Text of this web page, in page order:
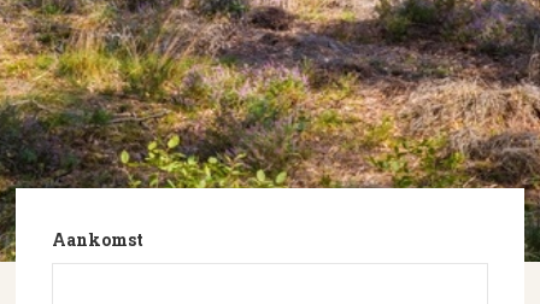
Aankomst